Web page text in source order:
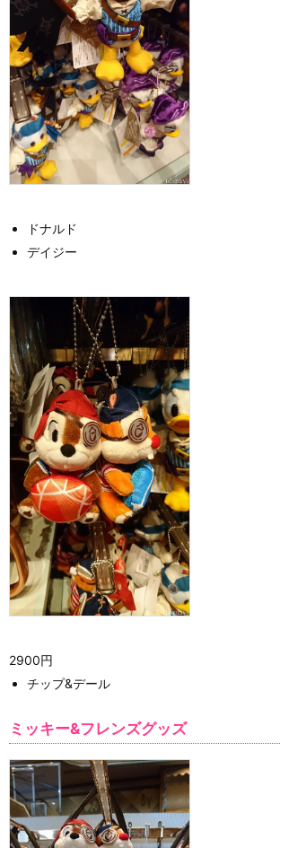
ドナルド
デイジー
2900円
チップ&デール
ミッキー&フレンズグッズ